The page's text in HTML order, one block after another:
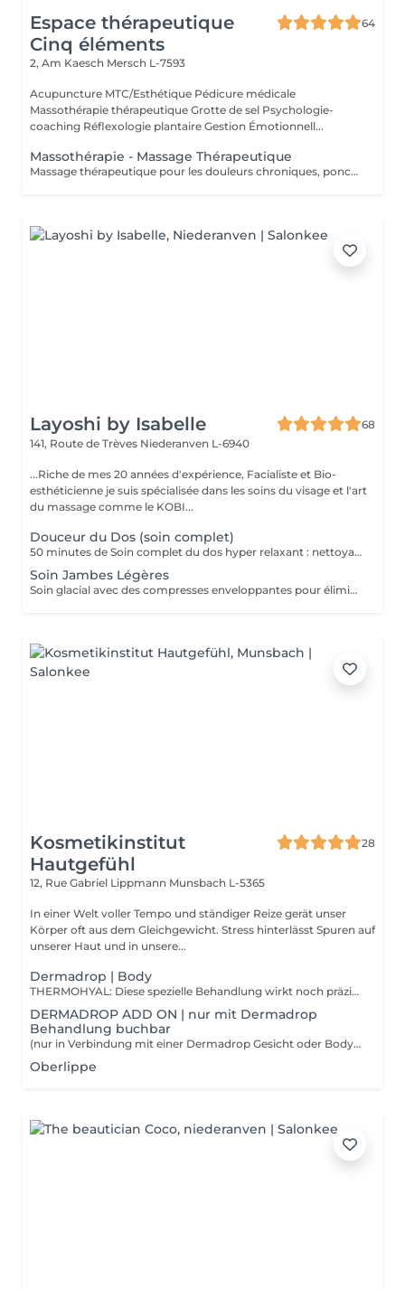
Espace thérapeutique
Cinq éléments
64
2, Am Kaesch Mersch L-7593
Acupuncture MTC/Esthétique Pédicure médicale
Massothérapie thérapeutique Grotte de sel Psychologie-
coaching Réflexologie plantaire Gestion Émotionnell...
Massothérapie - Massage Thérapeutique
Massage thérapeutique pour les douleurs chroniques, ponctuelles ou psycho-corporelle. Massage également anti-stress, pour relâcher l'esprit et vous connecter à votre corps. Accompagnement Phytothérapie et Diapasons thérapeutiques.
Layoshi by Isabelle
68
141, Route de Trèves Niederanven L-6940
...Riche de mes 20 années d'expérience, Facialiste et Bio-
esthéticienne je suis spécialisée dans les soins du visage et l'art
du massage comme le KOBI...
Douceur du Dos (soin complet)
50 minutes de Soin complet du dos hyper relaxant : nettoyage profond + gommage + massage + enveloppement + crème hydratante. Détente garantie
Soin Jambes Légères
Soin glacial avec des compresses enveloppantes pour éliminer la sensation de jambes lourdes + massage drainant pour relancer la circulation dans le soin premium
Kosmetikinstitut
Hautgefühl
28
12, Rue Gabriel Lippmann Munsbach L-5365
In einer Welt voller Tempo und ständiger Reize gerät unser
Körper oft aus dem Gleichgewicht. Stress hinterlässt Spuren auf
unserer Haut und in unsere...
Dermadrop | Body
THERMOHYAL: Diese spezielle Behandlung wirkt noch präziser und langanhaltender wie ein Wärmepflaster. Die TDA Technologie bringt Wirkstoffe wie Wintergrünöl und Ingwer tief in die Muskulatur um Muskelschmerzen oder verspannte Muskulatur z.B im Nackenbereich zu lindern. Die Blutzirkulation wird gefördert und die Muskulatur intensiv entspannt. THERMOREPAIR: Hinweis: Das perfekte Ergebnis dieser Behandlung zeigt sich erst nach einigen Behandlung und ist daher nur als 6er Kur buchbar. Die Thermorepair TDA ist eine absolut effektive Behandlung wenn es darum geht das Bindegewebe zu stärken und die Hautoberfläche an den Oberschenkeln zu straffen. Dank intensiv wirkenden Inhaltsstoffen wie Ingwer, Curcuma und Propolis hilft die Behandlung den Fettabbau zu fördern und das Erscheinungsbild von Cellulite zu reduzieren. Der Lymphabtransport wird unterstützt und die Durchblutung gefördert.
DERMADROP ADD ON | nur mit Dermadrop
Behandlung buchbar
(nur in Verbindung mit einer Dermadrop Gesicht oder Body Behandlung buchbar) HÄNDE: Die Nailcure TDA mit Urea und Milchsäure ist die Soforthilfe für trockene, strapazierte Hände. Sie bietet empfindlicher Nagelhaut Schutz, stärkt und kräftigt die Nägel und unterstützt das Wachstum gesunder Nägel. FÜSSE: Intensive Feuchtigkeit und tiefenwirksame, nachhaltige Pflege für Ihre Füße. Perfekt zubuchbar zu einer Pediküre oder einer Dermadrop Gesicht oder Body Behandlung. KOPFHAUT: Bei dieser Behandlung werden die Haarwurzeln regeneriert, das gesunde Haarwachstum gefördert und Haarausfall vorgebeugt. Dünnes und mittelstarkes Haar wird voluminisiert und das Haar erhält einen seidigen Glanz.
Oberlippe